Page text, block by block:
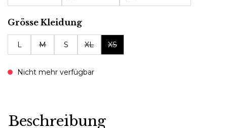
Grösse Kleidungauswählen
L M S XL XS
Nicht mehr verfügbar
Beschreibung